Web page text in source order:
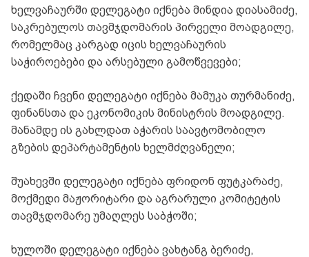
ხელვაჩაურში დელეგატი იქნება მინდია დიასამიძე,
საკრებულოს თავმჯდომარის პირველი მოადგილე,
რომელმაც კარგად იცის ხელვაჩაურის
საჭიროებები და არსებული გამოწვევები;
ქედაში ჩვენი დელეგატი იქნება მამუკა თურმანიძე,
ფინანსთა და ეკონომიკის მინისტრის მოადგილე.
მანამდე ის გახლდათ აჭარის საავტომობილო
გზების დეპარტამენტის ხელმძღვანელი;
შუახევში დელეგატი იქნება ფრიდონ ფუტკარაძე,
მოქმედი მაჟორიტარი და აგრარული კომიტეტის
თავმჯდომარე უმაღლეს საბჭოში;
ხულოში დელეგატი იქნება ვახტანგ ბერიძე,